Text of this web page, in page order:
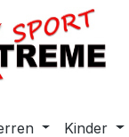
springen
Kinder